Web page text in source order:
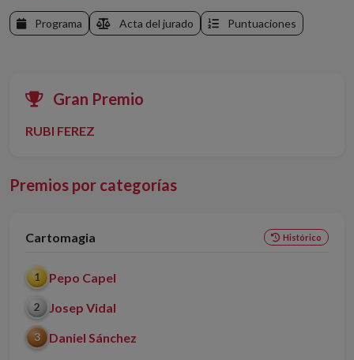
Programa Acta del jurado Puntuaciones
Gran Premio
RUBI FEREZ
Premios por categorías
Cartomagia Histórico
1 Pepo Capel
2 Josep Vidal
3 Daniel Sánchez